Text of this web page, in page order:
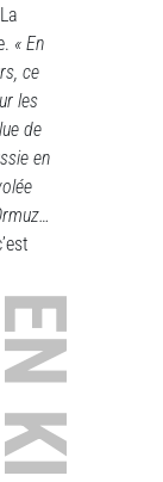
« En
ce
les
de
en